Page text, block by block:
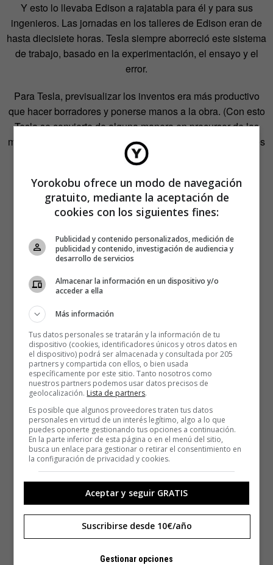
Y esto lo llevaba Edison a rajatabla para él y para sus
ingenieros. Las jornadas en los talleres de Edison eran de
hasta diecisiete horas. Tesla siempre aborreció este sistema
de trabajo, basado en la experimentación, el ensayo y el
error.
Para Tesla, previsualizar los inventos era más productivo
que hacer borradores y ponerse manos a la obra. (Con esto
Tesla se convierte de alguna manera en precursor de las
más modernas teorías de productividad, que indican que es
posible trabajar menos y rendir más, aunque parezca
Yorokobu ofrece un modo de navegación
gratuito, mediante la aceptación de
cookies con los siguientes fines:
Publicidad y contenido personalizados, medición de
publicidad y contenido, investigación de audiencia y
desarrollo de servicios
Almacenar la información en un dispositivo y/o
acceder a ella
Más información
Tus datos personales se tratarán y la información de tu
dispositivo (cookies, identificadores únicos y otros datos en
el dispositivo) podrá ser almacenada y consultada por 205
partners y compartida con ellos, o bien usada
específicamente por este sitio. Tanto nosotros como
nuestros partners podemos usar datos precisos de
geolocalización. Lista de partners.
Es posible que algunos proveedores traten tus datos
personales en virtud de un interés legítimo, algo a lo que
puedes oponerte gestionando tus opciones a continuación.
En la parte inferior de esta página o en el menú del sitio,
busca un enlace para gestionar o retirar el consentimiento en
la configuración de privacidad y cookies.
Aceptar y seguir GRATIS
Suscribirse desde 10€/año
Gestionar opciones